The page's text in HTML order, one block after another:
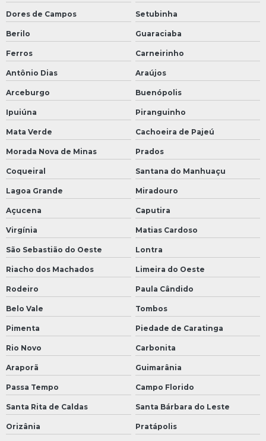
Dores de Campos Setubinha
Berilo Guaraciaba
Ferros Carneirinho
Antônio Dias Araújos
Arceburgo Buenópolis
Ipuiúna Piranguinho
Mata Verde Cachoeira de Pajeú
Morada Nova de Minas Prados
Coqueiral Santana do Manhuaçu
Lagoa Grande Miradouro
Açucena Caputira
Virgínia Matias Cardoso
São Sebastião do Oeste Lontra
Riacho dos Machados Limeira do Oeste
Rodeiro Paula Cândido
Belo Vale Tombos
Pimenta Piedade de Caratinga
Rio Novo Carbonita
Araporã Guimarânia
Passa Tempo Campo Florido
Santa Rita de Caldas Santa Bárbara do Leste
Orizânia Pratápolis